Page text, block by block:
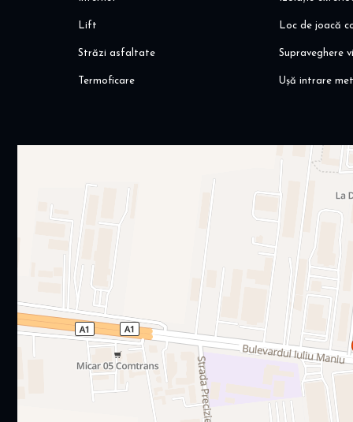
Lift Loc de joacă
Străzi asfaltate Supraveghere
Termoficare Ușă intrare